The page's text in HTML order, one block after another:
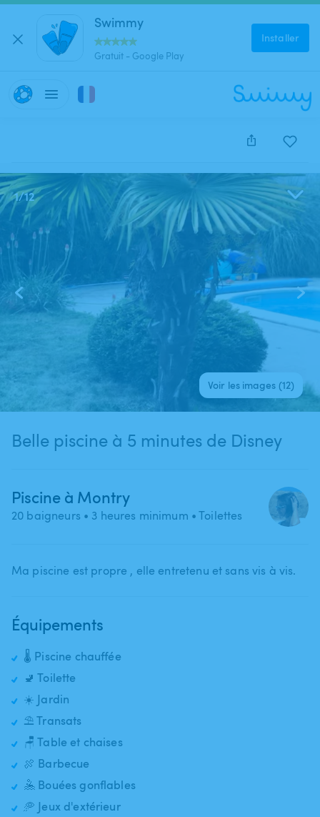
Swimmy
Gratuit - Google Play
Installer
Cette annonce est close et ne peut être réservée.
1/12
Voir les images (12)
Belle piscine à 5 minutes de Disney
Piscine à Montry
20 baigneurs • 3 heures minimum • Toilettes
Ma piscine est propre ​,​ elle entretenu et sans vis à vis.
Équipements
🌡️ Piscine chauffée
🚽 Toilette
☀️ Jardin
⛱️ Transats
🪑 Table et chaises
🍖 Barbecue
🤽 Bouées gonflables
🥏 Jeux d'extérieur